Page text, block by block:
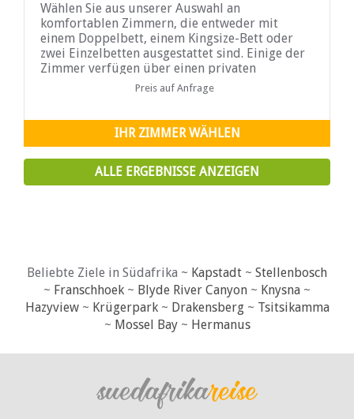
Wählen Sie aus unserer Auswahl an
komfortablen Zimmern, die entweder mit
einem Doppelbett, einem Kingsize-Bett oder
zwei Einzelbetten ausgestattet sind. Einige der
Zimmer verfügen über einen privaten
Pooleingang. Jedes Zimmer verfügt über ein
eigenes Bad mit Dusche, mit Ausnahme ...
Preis auf Anfrage
IHR ZIMMER WÄHLEN
ALLE ERGEBNISSE ANZEIGEN
Beliebte Ziele in Südafrika ~ Kapstadt ~ Stellenbosch
~ Franschhoek ~ Blyde River Canyon ~ Knysna ~
Hazyview~ Krügerpark~ Drakensberg~ Tsitsikamma
~ Mossel Bay~ Hermanus